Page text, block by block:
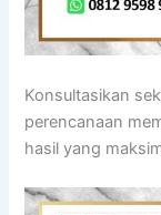
Konsultasikan
perencanaan
hasil yang